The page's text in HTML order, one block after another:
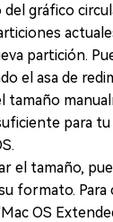
del gráfico
partición.
el asa de
tamaño
para
el tamaño,
formato. Para
OS